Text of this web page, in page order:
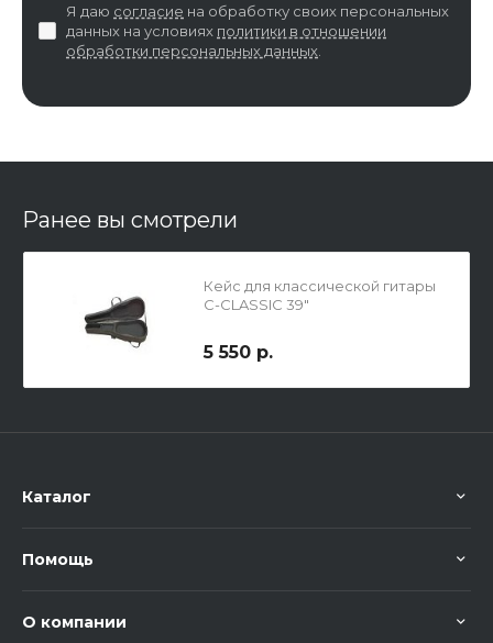
Я даю согласие на обработку своих персональных
данных на условиях политики в отношении
обработки персональных данных
Ранее вы смотрели
Кейс для классической гитары
C-CLASSIC 39"
5 550 р.
Каталог
Помощь
О компании